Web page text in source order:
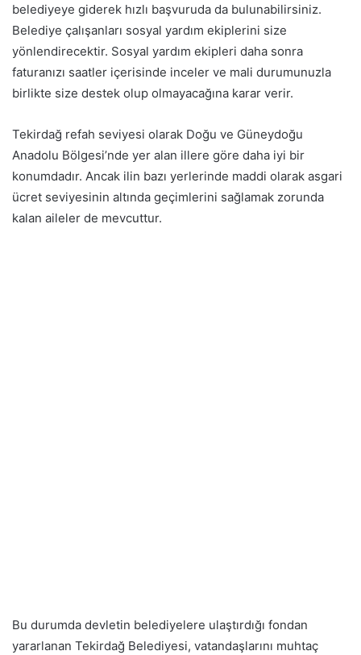
belediyeye giderek hızlı başvuruda da bulunabilirsiniz.
Belediye çalışanları sosyal yardım ekiplerini size
yönlendirecektir. Sosyal yardım ekipleri daha sonra
faturanızı saatler içerisinde inceler ve mali durumunuzla
birlikte size destek olup olmayacağına karar verir.
Tekirdağ refah seviyesi olarak Doğu ve Güneydoğu
Anadolu Bölgesi’nde yer alan illere göre daha iyi bir
konumdadır. Ancak ilin bazı yerlerinde maddi olarak asgari
ücret seviyesinin altında geçimlerini sağlamak zorunda
kalan aileler de mevcuttur.
Bu durumda devletin belediyelere ulaştırdığı fondan
yararlanan Tekirdağ Belediyesi, vatandaşlarını muhtaç